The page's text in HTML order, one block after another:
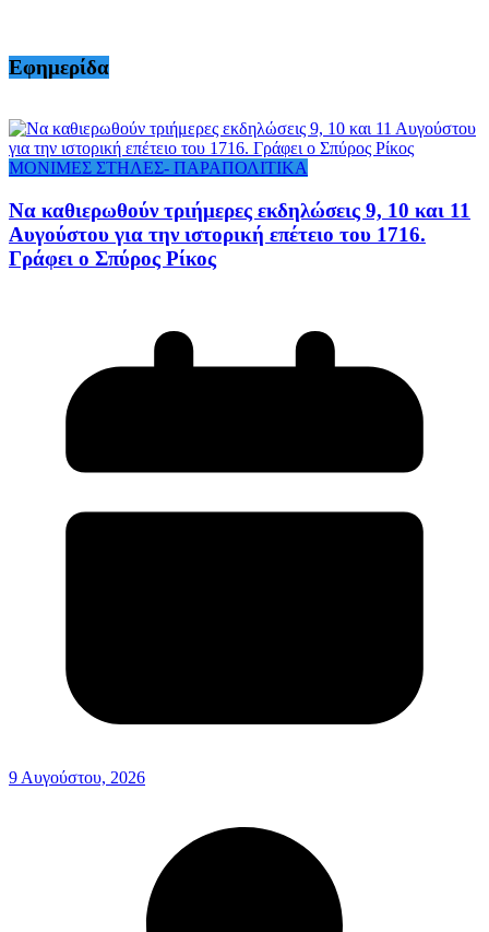
Εφημερίδα
ΜΟΝΙΜΕΣ ΣΤΗΛΕΣ- ΠΑΡΑΠΟΛΙΤΙΚΑ
Να καθιερωθούν τριήμερες εκδηλώσεις 9, 10 και 11
Αυγούστου για την ιστορική επέτειο του 1716.
Γράφει ο Σπύρος Ρίκος
9 Αυγούστου, 2026